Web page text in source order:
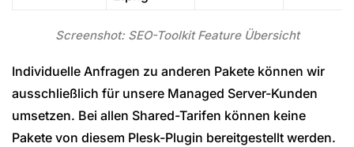
Screenshot: SEO-Toolkit Feature Übersicht
Individuelle Anfragen zu anderen Pakete können wir
ausschließlich für unsere Managed Server-Kunden
umsetzen. Bei allen Shared-Tarifen können keine
Pakete von diesem Plesk-Plugin bereitgestellt werden.